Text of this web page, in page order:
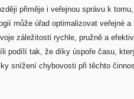
přiměje i veřejnou správu k
může úřad optimalizovat veřejné
záležitosti rychle, pružně a
podílí tak, že díky úspoře času,
snížení chybovosti při těchto